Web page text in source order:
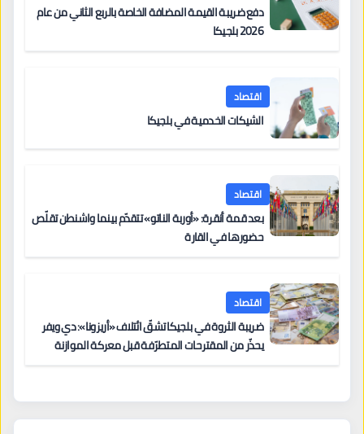
دفع ضريبة القيمة المضافة الخاصة بالربع الثاني من عام
2026 بلجيكا
اقتصاد
الشيكات الخدمية في بلجيكا
اقتصاد
بعد قمة أنقرة: «أوربة الناتو» تتقدّم بينما واشنطن تقلّص
حضورها في القارة
اقتصاد
ضريبة الثروة في بلجيكا تشقّ ائتلاف «أريزونا»: دي ويفر
يحذّر من المقترحات المتطرّفة قبل معركة الموازنة